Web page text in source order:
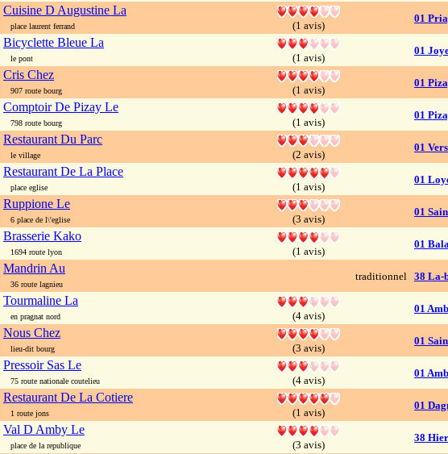
Cuisine D Augustine La
place laurent ferrand (1 avis)
01
Bicyclette Bleue La
le pont (1 avis)
01
Cris Chez
907 route bourg (1 avis)
01
Comptoir De Pizay Le
798 route bourg (1 avis)
01
Restaurant Du Parc
le village (2 avis)
01
Restaurant De La Place
place eglise (1 avis)
01
Ruppione Le
6 place de l\'eglise (3 avis)
01
Brasserie Kako
1694 route lyon (1 avis)
01
Mandrin Au
36 route lagnieu
traditionnel 38 La-
Tourmaline La
en pragnat nord (4 avis)
01
Nous Chez
lieu-dit bourg (3 avis)
01
Pressoir Sas Le
75 route nationale coutelieu (4 avis)
01
Restaurant De La Cotiere
1 route jons (1 avis)
01
Val D Amby Le
place de la republique (3 avis)
38